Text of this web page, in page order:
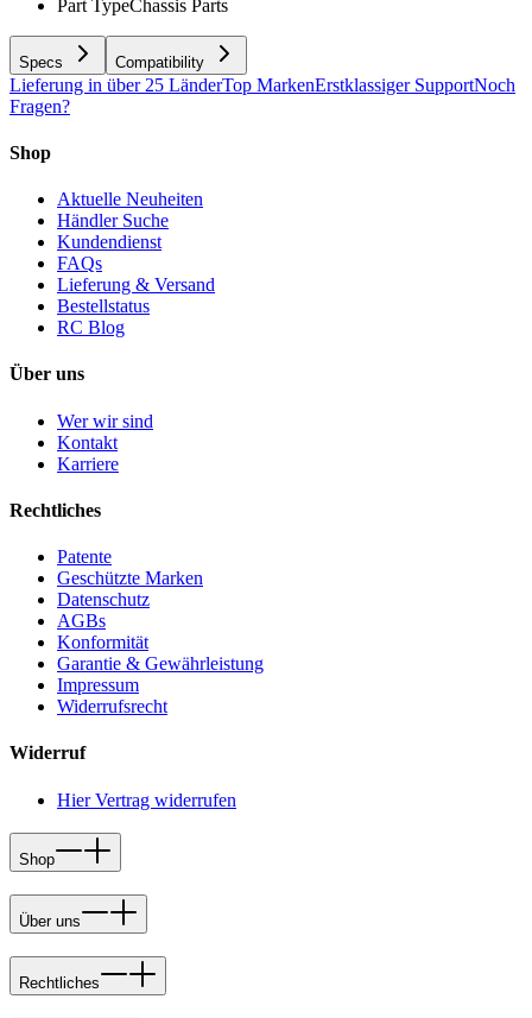
Part TypeChassis Parts
Specs Compatibility
Lieferung in über 25 LänderTop MarkenErstklassiger SupportNoch
Fragen?
Shop
Aktuelle Neuheiten
Händler Suche
Kundendienst
FAQs
Lieferung & Versand
Bestellstatus
RC Blog
Über uns
Wer wir sind
Kontakt
Karriere
Rechtliches
Patente
Geschützte Marken
Datenschutz
AGBs
Konformität
Garantie & Gewährleistung
Impressum
Widerrufsrecht
Widerruf
Hier Vertrag widerrufen
Shop
Über uns
Rechtliches